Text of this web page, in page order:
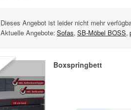
Dieses Angebot ist leider nicht mehr
Aktuelle Angebote: Sofas, SB-Möbel BOSS,
Boxspringbett